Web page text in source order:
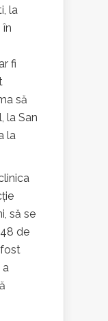
la
în
fi
să
la San
la
să se
de
fost
a